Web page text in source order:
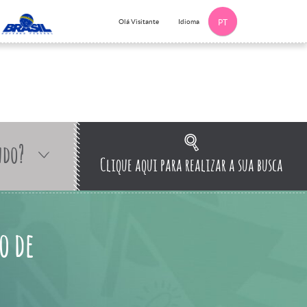
Olá Visitante Idioma PT
Clique aqui para realizar a sua busca
de